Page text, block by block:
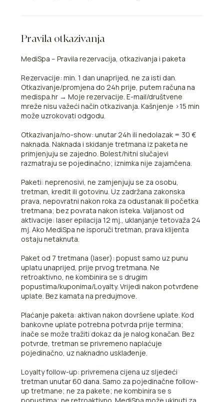
Pravila otkazivanja
MediSpa – Pravila rezervacija, otkazivanja i paketa
Rezervacije: min. 1 dan unaprijed, ne za isti dan.
Otkazivanje/promjena do 24h prije, putem računa na
medispa.hr → Moje rezervacije. E-mail/društvene
mreže nisu važeći način otkazivanja. Kašnjenje >15 min
može uzrokovati odgodu.
Otkazivanja/no-show: unutar 24h ili nedolazak = 30 €
naknada. Naknada i skidanje tretmana iz paketa ne
primjenjuju se zajedno. Bolest/hitni slučajevi
razmatraju se pojedinačno; iznimka nije zajamčena.
Paketi: neprenosivi, ne zamjenjuju se za osobu,
tretman, kredit ili gotovinu. Uz zadržana zakonska
prava, nepovratni nakon roka za odustanak ili početka
tretmana; bez povrata nakon isteka. Valjanost od
aktivacije: laser epilacija 12 mj., uklanjanje tetovaža 24
mj. Ako MediSpa ne isporuči tretman, prava klijenta
ostaju netaknuta.
Paket od 7 tretmana (laser): popust samo uz punu
uplatu unaprijed, prije prvog tretmana. Ne
retroaktivno, ne kombinira se s drugim
popustima/kuponima/Loyalty. Vrijedi nakon potvrđene
uplate. Bez kamata na predujmove.
Plaćanje paketa: aktivan nakon dovršene uplate. Kod
bankovne uplate potrebna potvrda prije termina;
inače se može tražiti dokaz da je nalog konačan. Bez
potvrde, tretman se privremeno naplaćuje
pojedinačno, uz naknadno usklađenje.
Loyalty follow-up: privremena cijena uz sljedeći
tretman unutar 60 dana. Samo za pojedinačne follow-
up tretmane; ne za pakete; ne kombinira se s